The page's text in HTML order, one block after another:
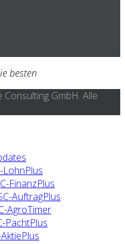
besten
GmbH. Alle
LohnPlus
FinanzPlus
AuftragPlus
AgroTimer
PachtPlus